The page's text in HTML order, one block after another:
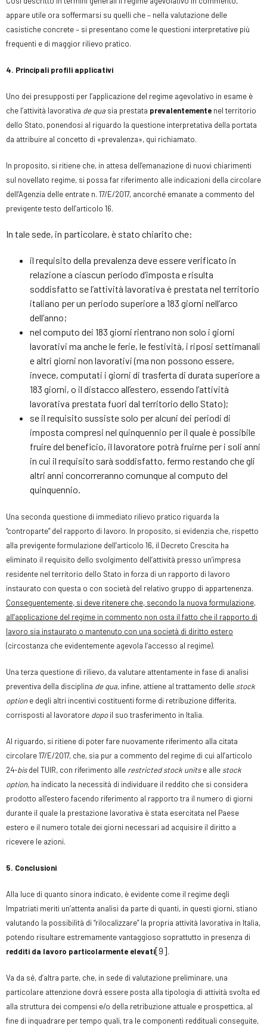
appare utile ora soffermarsi su quelli che – nella valutazione delle
casistiche concrete – si presentano come le questioni interpretative più
frequenti e di maggior rilievo pratico.
4. Principali profili applicativi
Uno dei presupposti per l’applicazione del regime agevolativo in esame è
che l’attività lavorativa de qua sia prestata prevalentemente nel territorio
dello Stato, ponendosi al riguardo la questione interpretativa della portata
da attribuire al concetto di «prevalenza», qui richiamato.
In proposito, si ritiene che, in attesa dell’emanazione di nuovi chiarimenti
sul novellato regime, si possa far riferimento alle indicazioni della circolare
dell’Agenzia delle entrate n. 17/E/2017, ancorché emanate a commento del
previgente testo dell’articolo 16.
In tale sede, in particolare, è stato chiarito che:
il requisito della prevalenza deve essere verificato in
relazione a ciascun periodo d’imposta e risulta
soddisfatto se l’attività lavorativa è prestata nel territorio
italiano per un periodo superiore a 183 giorni nell’arco
dell’anno;
nel computo dei 183 giorni rientrano non solo i giorni
lavorativi ma anche le ferie, le festività, i riposi settimanali
e altri giorni non lavorativi (ma non possono essere,
invece, computati i giorni di trasferta di durata superiore a
183 giorni, o il distacco all’estero, essendo l’attività
lavorativa prestata fuori dal territorio dello Stato);
se il requisito sussiste solo per alcuni dei periodi di
imposta compresi nel quinquennio per il quale è possibile
fruire del beneficio, il lavoratore potrà fruirne per i soli anni
in cui il requisito sarà soddisfatto, fermo restando che gli
altri anni concorreranno comunque al computo del
quinquennio.
Una seconda questione di immediato rilievo pratico riguarda la
“controparte” del rapporto di lavoro. In proposito, si evidenzia che, rispetto
alla previgente formulazione dell’articolo 16, il Decreto Crescita ha
eliminato il requisito dello svolgimento dell’attività presso un’impresa
residente nel territorio dello Stato in forza di un rapporto di lavoro
instaurato con questa o con società del relativo gruppo di appartenenza.
Conseguentemente, si deve ritenere che, secondo la nuova formulazione,
all’applicazione del regime in commento non osta il fatto che il rapporto di
lavoro sia instaurato o mantenuto con una società di diritto estero
(circostanza che evidentemente agevola l’accesso al regime).
Una terza questione di rilievo, da valutare attentamente in fase di analisi
preventiva della disciplina de qua, infine, attiene al trattamento delle stock
optione degli altri incentivi costituenti forme di retribuzione differita,
corrisposti al lavoratore dopoil suo trasferimento in Italia.
Al riguardo, si ritiene di poter fare nuovamente riferimento alla citata
circolare 17/E/2017, che, sia pur a commento del regime di cui all’articolo
24-bisdel TUIR, con riferimento alle restricted stock unitse alle stock
option, ha indicato la necessità di individuare il reddito che si considera
prodotto all’estero facendo riferimento al rapporto tra il numero di giorni
durante il quale la prestazione lavorativa è stata esercitata nel Paese
estero e il numero totale dei giorni necessari ad acquisire il diritto a
ricevere le azioni.
5. Conclusioni
Alla luce di quanto sinora indicato, è evidente come il regime degli
Impatriati meriti un’attenta analisi da parte di quanti, in questi giorni, stiano
valutando la possibilità di “rilocalizzare” la propria attività lavorativa in Italia,
potendo risultare estremamente vantaggioso soprattutto in presenza di
redditi da lavoro particolarmente elevati[9].
Va da sé, d’altra parte, che, in sede di valutazione preliminare, una
particolare attenzione dovrà essere posta alla tipologia di attività svolta ed
alla struttura dei compensi e/o della retribuzione attuale e prospettica, al
fine di inquadrare per tempo quali, tra le componenti reddituali conseguite,